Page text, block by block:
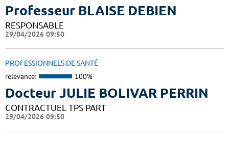
Professeur BLAISE DEBIEN
RESPONSABLE
29/04/2026 09:50
PROFESSIONNELS DE SANTÉ
relevance: 100%
Docteur JULIE BOLIVAR PERRIN
CONTRACTUEL TPS PART
29/04/2026 09:50